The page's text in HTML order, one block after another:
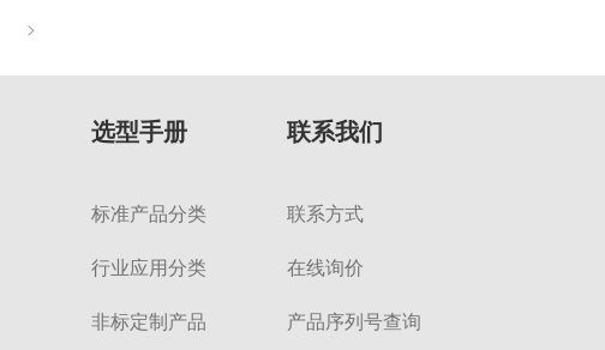
>
选型手册
标准产品分类
行业应用分类
非标定制产品
联系我们
联系方式
在线询价
产品序列号查询